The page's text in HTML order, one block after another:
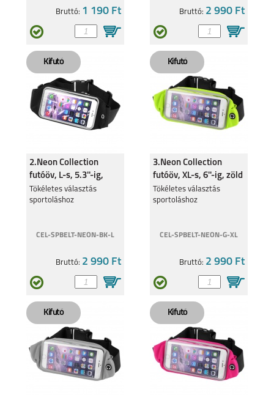
MOTOROLA EDGE 40
MOTOROLA MOTO
MOTOROLA G54 5G
G53 5G
E13
MOTOROLA EDGE 30
Bruttó: 1 190 Ft Bruttó: 2 990 Ft
2.Neon Collection
futóöv, L-s, 5.3''-ig,
fekete
Tökéletes választás
sportoláshoz
CEL-SPBELT-NEON-BK-L
Bruttó: 2 990 Ft
3.Neon Collection
futóöv, XL-s, 6''-ig, zöld
Tökéletes választás
sportoláshoz
CEL-SPBELT-NEON-G-XL
Bruttó: 2 990 Ft